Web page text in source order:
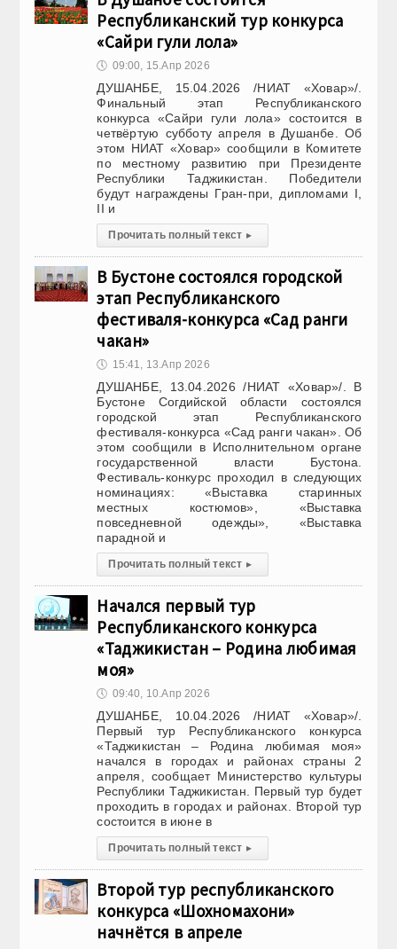
Республиканский тур конкурса
«Сайри гули лола»
🕔 09:00, 15.Апр 2026
ДУШАНБЕ, 15.04.2026 /НИАТ «Ховар»/.
Финальный этап Республиканского
конкурса «Сайри гули лола» состоится в
четвёртую субботу апреля в Душанбе. Об
этом НИАТ «Ховар» сообщили в Комитете
по местному развитию при Президенте
Республики Таджикистан. Победители
будут награждены Гран-при, дипломами I,
II и
Прочитать полный текст ▸
В Бустоне состоялся городской
этап Республиканского
фестиваля-конкурса «Сад ранги
чакан»
🕔 15:41, 13.Апр 2026
ДУШАНБЕ, 13.04.2026 /НИАТ «Ховар»/. В
Бустоне Согдийской области состоялся
городской этап Республиканского
фестиваля-конкурса «Сад ранги чакан». Об
этом сообщили в Исполнительном органе
государственной власти Бустона.
Фестиваль-конкурс проходил в следующих
номинациях: «Выставка старинных
местных костюмов», «Выставка
повседневной одежды», «Выставка
парадной и
Прочитать полный текст ▸
Начался первый тур
Республиканского конкурса
«Таджикистан – Родина любимая
моя»
🕔 09:40, 10.Апр 2026
ДУШАНБЕ, 10.04.2026 /НИАТ «Ховар»/.
Первый тур Республиканского конкурса
«Таджикистан – Родина любимая моя»
начался в городах и районах страны 2
апреля, сообщает Министерство культуры
Республики Таджикистан. Первый тур будет
проходить в городах и районах. Второй тур
состоится в июне в
Прочитать полный текст ▸
Второй тур республиканского
конкурса «Шохномахони»
начнётся в апреле